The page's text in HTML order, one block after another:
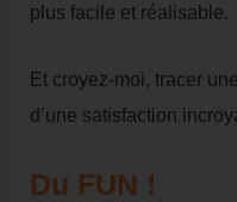
plus facile et réalisable.
Et croyez-moi, tracer
d’une satisfaction
Du FUN !